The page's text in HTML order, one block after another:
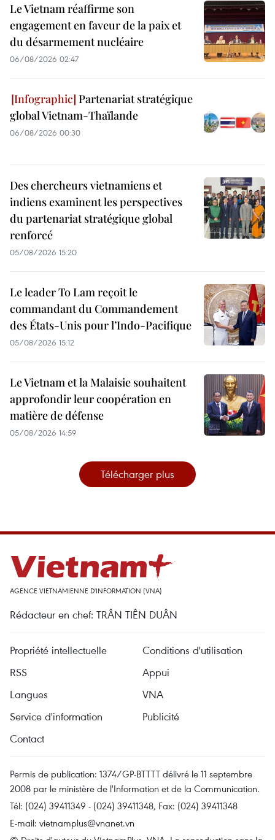
Le Vietnam réaffirme son
engagement en faveur de la paix et
du désarmement nucléaire
06/08/2026 02:47
Partenariat stratégique
global Vietnam-Thaïlande
06/08/2026 00:30
Des chercheurs vietnamiens et
indiens examinent les perspectives
du partenariat stratégique global
renforcé
05/08/2026 15:20
Le leader To Lam reçoit le
commandant du Commandement
des États-Unis pour l’Indo-Pacifique
05/08/2026 15:12
Le Vietnam et la Malaisie souhaitent
approfondir leur coopération en
matière de défense
05/08/2026 14:59
Télécharger plus
AGENCE VIETNAMIENNE D'INFORMATION (VNA)
Rédacteur en chef: TRÂN TIÊN DUÂN
Propriété intellectuelle
Conditions d'utilisation
RSS
Appui
Langues
VNA
Service d'information
Publicité
Contact
Permis de publication: 1374/GP-BTTTT délivré le 11 septembre
2008 par le ministère de l'Information et de la Communication.
Tél: (024) 39411349 - (024) 39411348, Fax: (024) 39411348
E-mail: vietnamplus@vnanet.vn